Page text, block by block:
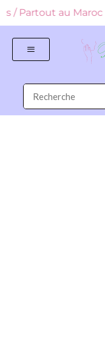
/ Partout au